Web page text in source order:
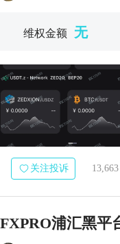
维权金额 无
关注投诉
FXPRO浦汇黑平